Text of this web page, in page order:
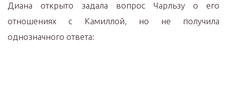
Диана открыто задала вопрос Чарльзу о его
отношениях с Камиллой, но не получила
однозначного ответа: